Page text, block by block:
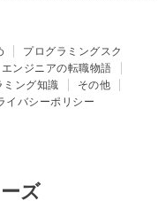
プログラミングスク
エンジニアの転職物語
ミング知識
その他
イバシーポリシー
ズ